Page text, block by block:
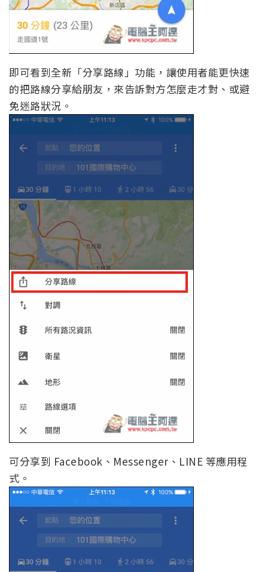
即可看到全新「分享路線」功能，讓使用者能更快速
的把路線分享給朋友，來告訴對方怎麼走才對、或避
免迷路狀況。
可分享到 Facebook、Messenger、LINE 等應用程
式。